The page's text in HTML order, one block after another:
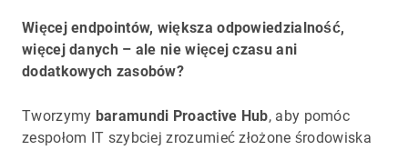
Więcej endpointów, większa odpowiedzialność,
więcej danych – ale nie więcej czasu ani
dodatkowych zasobów?
Tworzymy baramundi Proactive Hub, aby pomóc
zespołom IT szybciej zrozumieć złożone środowiska